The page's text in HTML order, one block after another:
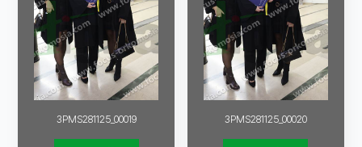
3PMS281125_00019 3PMS281125_00020